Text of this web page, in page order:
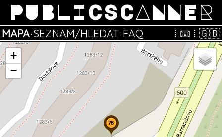
PUBLICSCANNER
MAPA·SEZNAM/HLEDAT·FAQ ⁞ 📧 ⁞ 🇬🇧
78
+
−